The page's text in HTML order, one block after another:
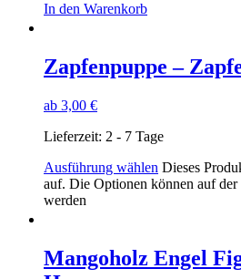
In den Warenkorb
Zapfenpuppe –
ab 3,00 €
Lieferzeit: 2 - 7 Tage
Ausführung wählen Dieses
auf. Die Optionen können auf
werden
Mangoholz Engel